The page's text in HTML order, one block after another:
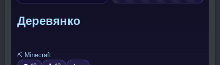
Деревянко
⛏️ Minecraft